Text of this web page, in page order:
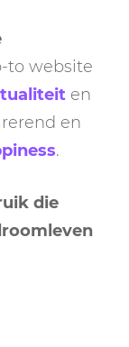
to website
en
en
.
die